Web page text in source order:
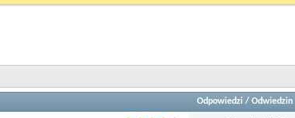
Odpowiedzi/ Odwiedzin